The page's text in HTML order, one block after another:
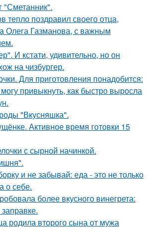
"Сметанник".
тепло поздравил своего отца,
Олега Газманова, с важным
И кстати, удивительно, но он
на чизбургер.
Для приготовления понадобится:
привыкнуть, как быстро выросла
"Вкусняшка".
Активное время готовки 15
с сырной начинкой.
и не забывай: еда - это не только
о себе.
более вкусного винегрета:
родила второго сына от мужа